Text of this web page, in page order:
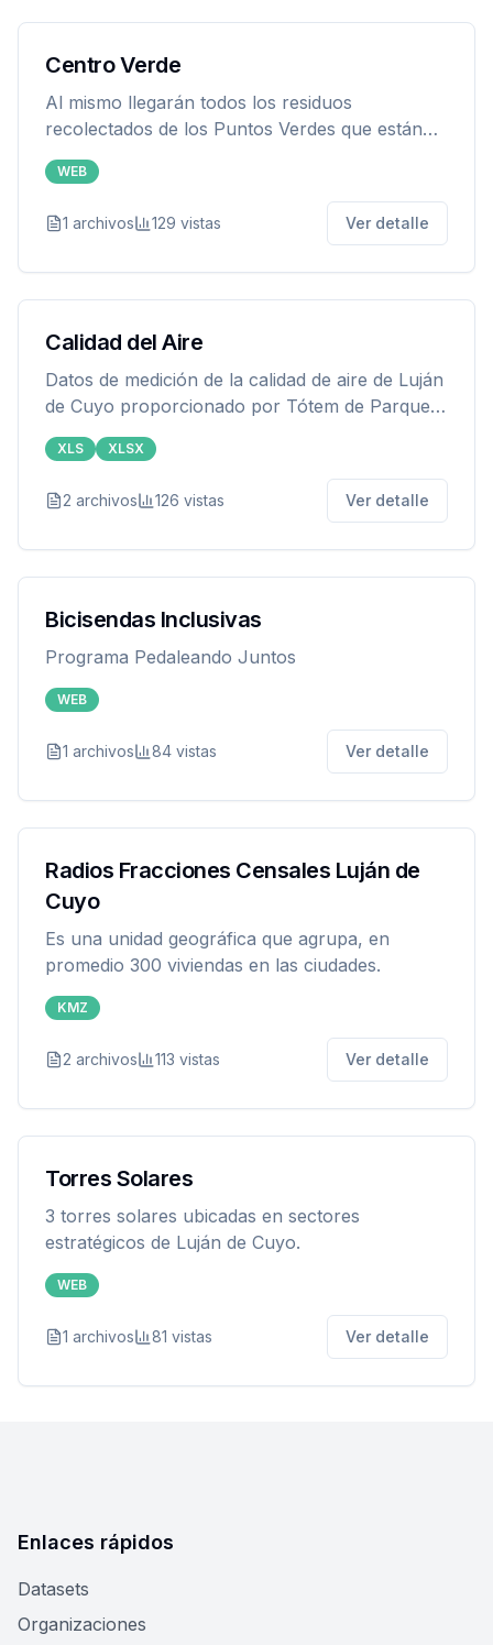
es la base de las políticas públicas de la
Municipalidad de Luján de Cuyo.
Centro Verde
Al mismo llegarán todos los residuos
recolectados de los Puntos Verdes que están
ubicados estratégicamente en todo el municipio
y de los grandes generadores, como empresas,
WEB
1 archivos 129 vistas Ver detalle
Calidad del Aire
Datos de medición de la calidad de aire de Luján
de Cuyo proporcionado por Tótem de Parque
Cívico
XLS XLSX
2 archivos 126 vistas Ver detalle
Bicisendas Inclusivas
Programa Pedaleando Juntos
WEB
1 archivos 84 vistas Ver detalle
Radios Fracciones Censales Luján de
Cuyo
Es una unidad geográfica que agrupa, en
promedio 300 viviendas en las ciudades.
KMZ
2 archivos 113 vistas Ver detalle
Torres Solares
3 torres solares ubicadas en sectores
estratégicos de Luján de Cuyo.
WEB
1 archivos 81 vistas Ver detalle
Enlaces rápidos
Datasets
Organizaciones